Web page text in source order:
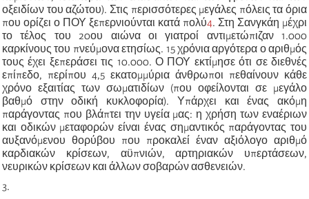
οξειδίων του αζώτου). Στις περισσότερες μεγάλες πόλεις τα όρια
που ορίζει ο ΠΟΥ ξεπερνιούνται κατά πολύ4. Στη Σανγκάη μέχρι
το τέλος του 20ου αιώνα οι γιατροί αντιμετώπιζαν 1.000
καρκίνους του πνεύμονα ετησίως. 15 χρόνια αργότερα ο αριθμός
τους έχει ξεπεράσει τις 10.000. Ο ΠΟΥ εκτίμησε ότι σε διεθνές
επίπεδο, περίπου 4,5 εκατομμύρια άνθρωποι πεθαίνουν κάθε
χρόνο εξαιτίας των σωματιδίων (που οφείλονται σε μεγάλο
βαθμό στην οδική κυκλοφορία). Υπάρχει και ένας ακόμη
παράγοντας που βλάπτει την υγεία μας: η χρήση των εναέριων
και οδικών μεταφορών είναι ένας σημαντικός παράγοντας του
αυξανόμενου θορύβου που προκαλεί έναν αξιόλογο αριθμό
καρδιακών κρίσεων, αϋπνιών, αρτηριακών υπερτάσεων,
νευρικών κρίσεων και άλλων σοβαρών ασθενειών.
3.